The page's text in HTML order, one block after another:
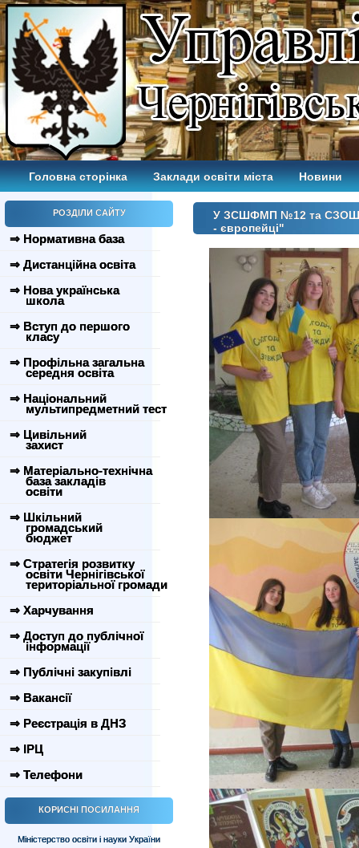
Головна сторінка Заклади освіти міста Новини
РОЗДІЛИ САЙТУ
⇒ Нормативна база
⇒ Дистанційна освіта
⇒ Нова українська
школа
⇒ Вступ до першого
класу
⇒ Профільна загальна
середня освіта
⇒ Національний
мультипредметний тест
⇒ Цивільний
захист
⇒ Матеріально-технічна
база закладів
освіти
⇒ Шкільний
громадський
бюджет
⇒ Стратегія розвитку
освіти Чернігівської
територіальної громади
⇒ Харчування
⇒ Доступ до публічної
інформації
⇒ Публічні закупівлі
⇒ Вакансії
⇒ Реєстрація в ДНЗ
⇒ ІРЦ
⇒ Телефони
КОРИСНІ ПОСИЛАННЯ
Міністерство освіти і науки України
У ЗСШФМП №12 та СЗОШ
- європейці"